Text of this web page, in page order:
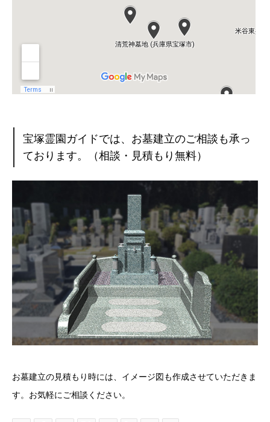
宝塚霊園ガイドでは、お墓建立のご相談も承っ
ております。（相談・見積もり無料）
お墓建立の見積もり時には、イメージ図も作成させていただきま
す。お気軽にご相談ください。